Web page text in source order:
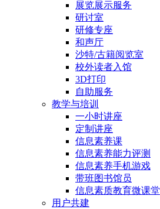
展览展示服务
研讨室
研修专座
和声厅
沙特/古籍阅览室
校外读者入馆
3D打印
自助服务
教学与培训
一小时讲座
定制讲座
信息素养课
信息素养能力评测
信息素养手机游戏
带班图书馆员
信息素质教育微课堂
用户共建